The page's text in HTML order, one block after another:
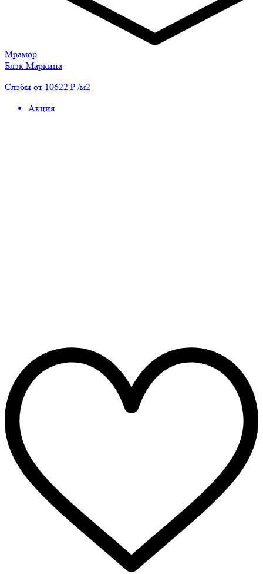
Мрамор
Блэк Маркина
Слэбы от 10622 ₽ /м2
Акция